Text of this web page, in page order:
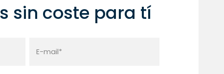
sin coste para tí